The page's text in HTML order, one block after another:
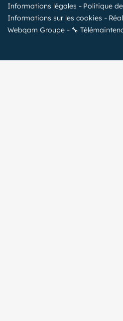
Informations légales
Politique
Informations sur les cookies
Webqam Groupe
🔧